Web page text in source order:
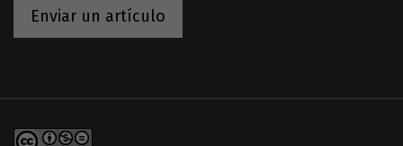
Enviar un artículo